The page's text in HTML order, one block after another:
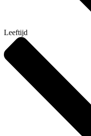
Leeftijd